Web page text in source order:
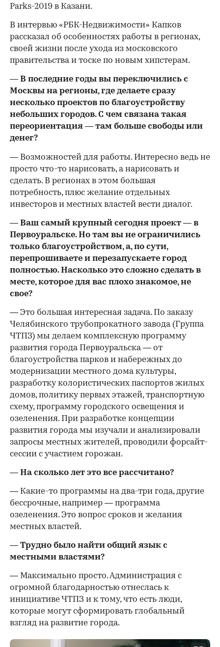
Parks-2019 в Казани.
В интервью «РБК-Недвижимости» Капков
рассказал об особенностях работы в регионах,
своей жизни после ухода из московского
правительства и тоске по новым хипстерам.
— В последние годы вы переключились с
Москвы на регионы, где делаете сразу
несколько проектов по благоустройству
небольших городов. С чем связана такая
переориентация — там больше свободы или
денег?
— Возможностей для работы. Интересно ведь не
просто что-то нарисовать, а нарисовать и
сделать. В регионах в этом большая
потребность, плюс желание отдельных
инвесторов и местных властей вести диалог.
— Ваш самый крупный сегодня проект — в
Первоуральске. Но там вы не ограничились
только благоустройством, а, по сути,
перепрошиваете и перезапускаете город
полностью. Насколько это сложно сделать в
месте, которое для вас плохо знакомое, не
свое?
— Это большая интересная задача. По заказу
Челябинского трубопрокатного завода (Группа
ЧТПЗ) мы делаем комплексную программу
развития города Первоуральска — от
благоустройства парков и набережных до
модернизации местного дома культуры,
разработку колористических паспортов жилых
домов, политику первых этажей, транспортную
схему, программу городского освещения и
озеленения. При разработке концепции
развития города мы изучали и анализировали
запросы местных жителей, проводили форсайт-
сессии с участием горожан.
— На сколько лет это все рассчитано?
— Какие-то программы на два-три года, другие
бессрочные, например — программа
озеленения. Это вопрос сроков и желания
местных властей.
— Трудно было найти общий язык с
местными властями?
— Максимально просто. Администрация с
огромной благодарностью отнеслась к
инициативе ЧТПЗ и к тому, что есть люди,
которые могут сформировать глобальный
взгляд на развитие города.